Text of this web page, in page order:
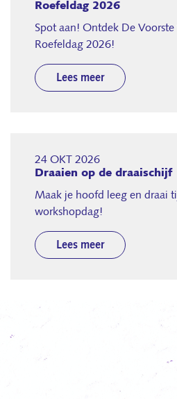
Roefeldag 2026
Spot aan! Ontdek De
Roefeldag 2026!
Lees meer
24 OKT 2026
Draaien op de draaischijf
Maak je hoofd leeg en draai
workshopdag!
Lees meer